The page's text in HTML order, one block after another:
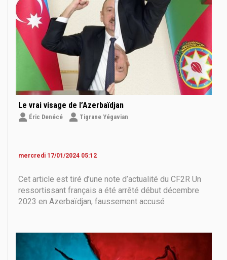
Le vrai visage de l’Azerbaïdjan
Éric Denécé Tigrane Yégavian
mercredi 17/01/2024 05:12
Cet article est tiré d’une note d’actualité du CF2R Un
ressortissant français a été arrêté début décembre
2023 en Azerbaïdjan, faussement accusé
autre âge, que l’on croyait révolue depuis la fin de